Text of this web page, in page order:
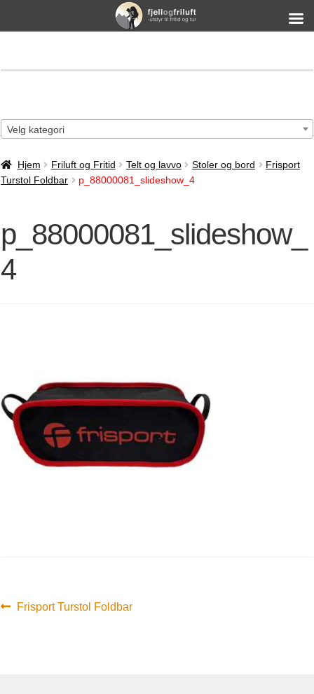
Velg kategori
Hjem Friluft og Fritid Telt og lavvo Stoler og bord
Frisport
Turstol Foldbar
p_88000081_slideshow_4
p_88000081_slideshow_
4
Innleggsnavigasjon
Forrige
Frisport Turstol Foldbar